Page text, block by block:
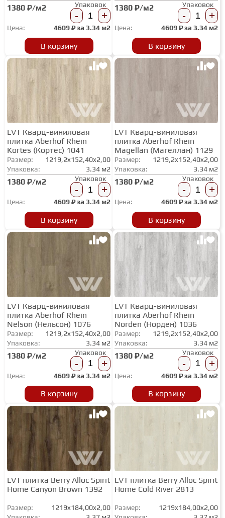
ИСКУССТВЕННАЯ ТРАВА
ИНЖЕНЕРНЫЙ МОДУЛЬ
СТУПЕНИ
МИНЕРАЛЬНО-КАМЕННЫЙ
ЛАМИНАТ MSPC
ЛАМИНАТ SWF
1380 ₽/м2 Упаковок
- +
Цена: 4609₽ за 3.34 м2
В корзину
1380 ₽/м2 Упаковок
- +
Цена: 4609₽ за 3.34 м2
В корзину
LVT Кварц-виниловая
плитка Aberhof Rhein
Kortes (Кортес) 1041
Размер:
1219,2x152,40x2,00
Упаковка:
3.34 м2
1380 ₽/м2 Упаковок
- +
Цена: 4609₽ за 3.34 м2
В корзину
LVT Кварц-виниловая
плитка Aberhof Rhein
Magellan (Магеллан) 1129
Размер:
1219,2x152,40x2,00
Упаковка:
3.34 м2
1380 ₽/м2 Упаковок
- +
Цена: 4609₽ за 3.34 м2
В корзину
LVT Кварц-виниловая
плитка Aberhof Rhein
Nelson (Нельсон) 1076
Размер:
1219,2x152,40x2,00
Упаковка:
3.34 м2
1380 ₽/м2 Упаковок
- +
Цена: 4609₽ за 3.34 м2
В корзину
LVT Кварц-виниловая
плитка Aberhof Rhein
Norden (Норден) 1036
Размер:
1219,2x152,40x2,00
Упаковка:
3.34 м2
1380 ₽/м2 Упаковок
- +
Цена: 4609₽ за 3.34 м2
В корзину
LVT плитка Berry Alloc Spirit
Home Canyon Brown 1392
Размер:
1219x184,00x2,00
LVT плитка Berry Alloc Spirit
Home Cold River 2813
Размер:
1219x184,00x2,00